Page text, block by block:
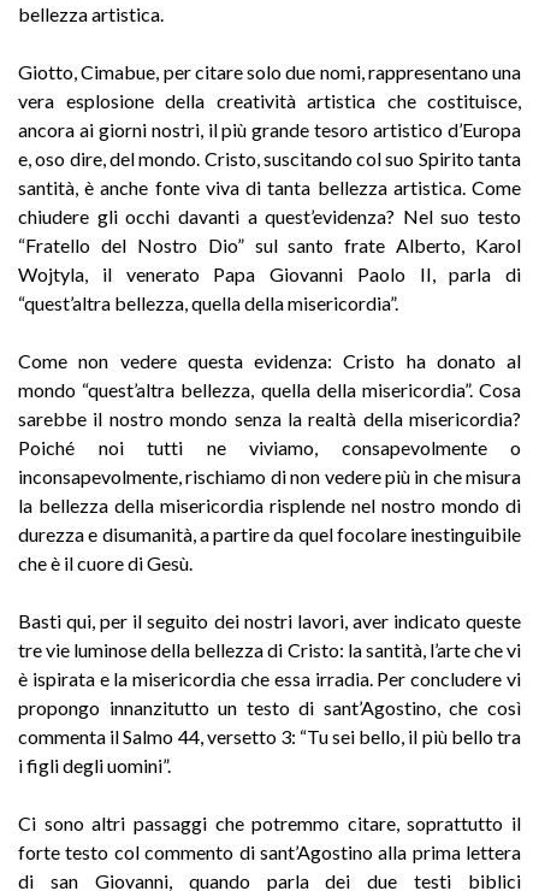
bellezza artistica.
Giotto, Cimabue, per citare solo due nomi, rappresentano una
vera esplosione della creatività artistica che costituisce,
ancora ai giorni nostri, il più grande tesoro artistico d’Europa
e, oso dire, del mondo. Cristo, suscitando col suo Spirito tanta
santità, è anche fonte viva di tanta bellezza artistica. Come
chiudere gli occhi davanti a quest’evidenza? Nel suo testo
“Fratello del Nostro Dio” sul santo frate Alberto, Karol
Wojtyla, il venerato Papa Giovanni Paolo II, parla di
“quest’altra bellezza, quella della misericordia”.
Come non vedere questa evidenza: Cristo ha donato al
mondo “quest’altra bellezza, quella della misericordia”. Cosa
sarebbe il nostro mondo senza la realtà della misericordia?
Poiché noi tutti ne viviamo, consapevolmente o
inconsapevolmente, rischiamo di non vedere più in che misura
la bellezza della misericordia risplende nel nostro mondo di
durezza e disumanità, a partire da quel focolare inestinguibile
che è il cuore di Gesù.
Basti qui, per il seguito dei nostri lavori, aver indicato queste
tre vie luminose della bellezza di Cristo: la santità, l’arte che vi
è ispirata e la misericordia che essa irradia. Per concludere vi
propongo innanzitutto un testo di sant’Agostino, che così
commenta il Salmo 44, versetto 3: “Tu sei bello, il più bello tra
i figli degli uomini”.
Ci sono altri passaggi che potremmo citare, soprattutto il
forte testo col commento di sant’Agostino alla prima lettera
di san Giovanni, quando parla dei due testi biblici